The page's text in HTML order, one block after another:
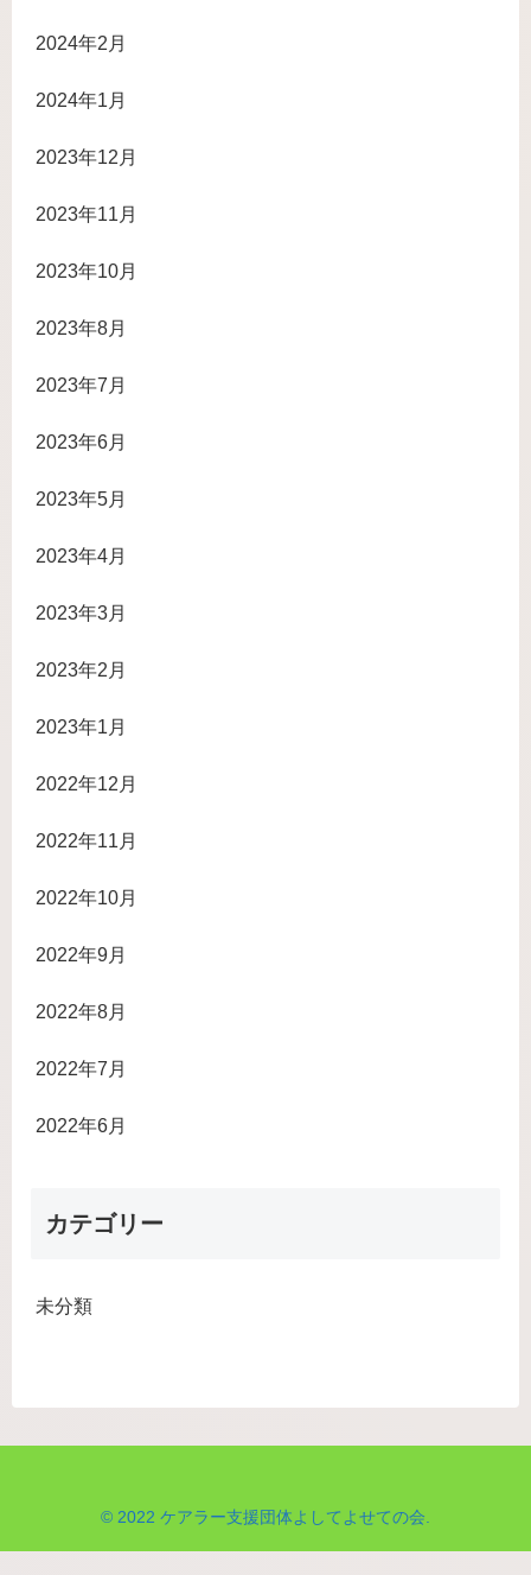
2024年2月
2024年1月
2023年12月
2023年11月
2023年10月
2023年8月
2023年7月
2023年6月
2023年5月
2023年4月
2023年3月
2023年2月
2023年1月
2022年12月
2022年11月
2022年10月
2022年9月
2022年8月
2022年7月
2022年6月
カテゴリー
未分類
© 2022 ケアラー支援団体よしてよせての会.